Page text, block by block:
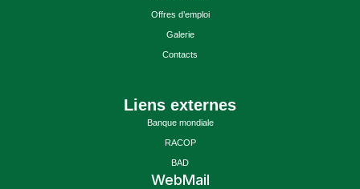
Offres d’emploi
Galerie
Contacts
Liens externes
Banque mondiale
RACOP
BAD
WebMail